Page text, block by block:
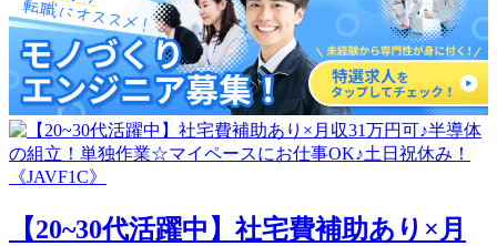
【20~30代活躍中】社宅費補助あり×月